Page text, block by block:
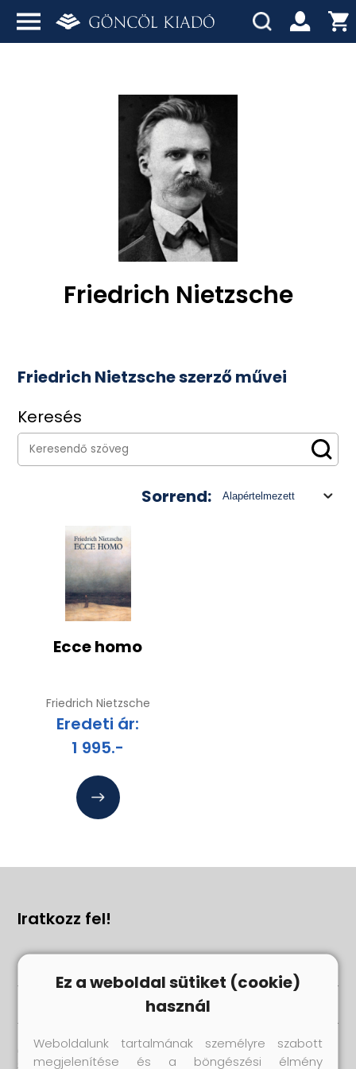
Friedrich Nietzsche
Friedrich Nietzsche szerző művei
Keresés
Sorrend:
Ecce homo
Friedrich Nietzsche
Eredeti ár:
1 995.-
Iratkozz fel!
Az adatvédelmi és adatkezelési szabályzatot ide kattintva
olvashatja el.
Ez a weboldal sütiket (cookie)
használ
Weboldalunk tartalmának személyre szabott
megjelenítése és a böngészési élmény